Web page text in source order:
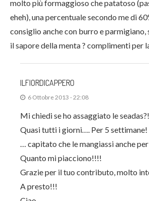
molto più formaggioso che patatoso
eheh), una percentuale secondo me di
consiglio anche con burro e parmigiano,
il sapore della menta ? complimenti per
ILFIORDICAPPERO
6 Ottobre 2013 - 22:08
Mi chiedi se ho assaggiato le
Quasi tutti i giorni…. Per 5 settimane!
… capitato che le mangiassi anche
Quanto mi piacciono!!!!
Grazie per il tuo contributo, molto
A presto!!!